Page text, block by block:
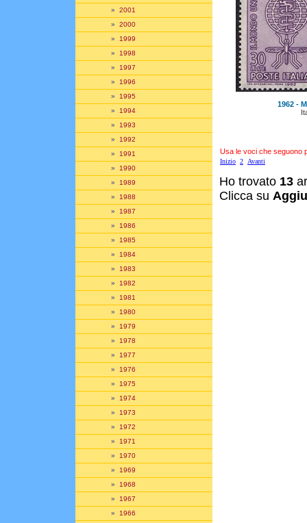
» 2001
» 2000
» 1999
» 1998
» 1997
» 1996
» 1995
» 1994
» 1993
» 1992
» 1991
» 1990
» 1989
» 1988
» 1987
» 1986
» 1985
» 1984
» 1983
» 1982
» 1981
» 1980
» 1979
» 1978
» 1977
» 1976
» 1975
» 1974
» 1973
» 1972
» 1971
» 1970
» 1969
» 1968
» 1967
» 1966
1962 -
Usa le voci che seguono
Inizio 2 Avanti
Ho trovato 13
Clicca su